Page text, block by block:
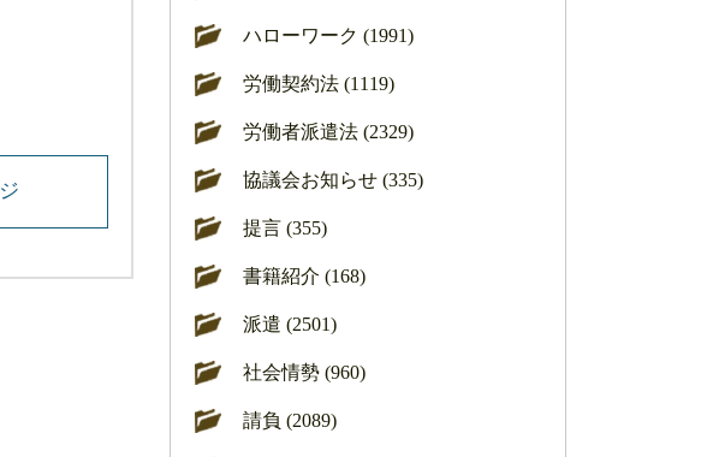
ハローワーク (1991)
労働契約法 (1119)
労働者派遣法 (2329)
協議会お知らせ (335)
提言 (355)
書籍紹介 (168)
派遣 (2501)
社会情勢 (960)
請負 (2089)